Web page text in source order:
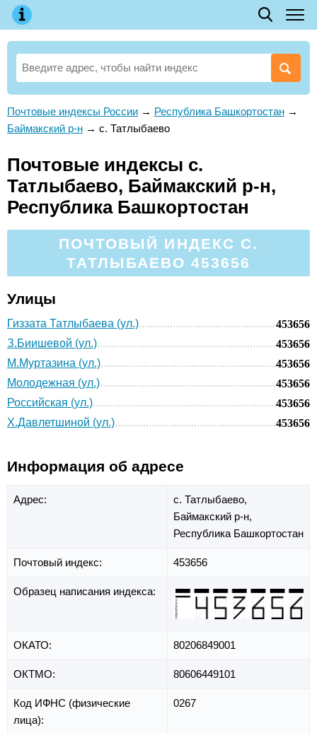
Почтовые индексы России → Республика Башкортостан →
Баймакский р-н → с. Татлыбаево
Почтовые индексы с.
Татлыбаево, Баймакский р-н,
Республика Башкортостан
ПОЧТОВЫЙ ИНДЕКС С.
ТАТЛЫБАЕВО 453656
Улицы
Гиззата Татлыбаева (ул.)
453656
З.Биишевой (ул.)
453656
М.Муртазина (ул.)
453656
Молодежная (ул.)
453656
Российская (ул.)
453656
Х.Давлетшиной (ул.)
453656
Информация об адресе
Адрес:
с. Татлыбаево,
Баймакский р-н,
Республика Башкортостан
Почтовый индекс: 453656
Образец написания индекса:
ОКАТО: 80206849001
ОКТМО: 80606449101
Код ИФНС (физические
лица):
0267